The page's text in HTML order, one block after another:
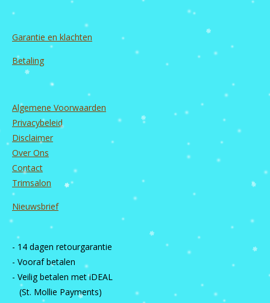
Garantie en klachten
Betaling
Algemene Voorwaarden
Privacybeleid
Disclaimer
Over Ons
Contact
Trimsalon
Nieuwsbrief
- 14 dagen retourgarantie
- Vooraf betalen
- Veilig betalen met iDEAL
(St. Mollie Payments)